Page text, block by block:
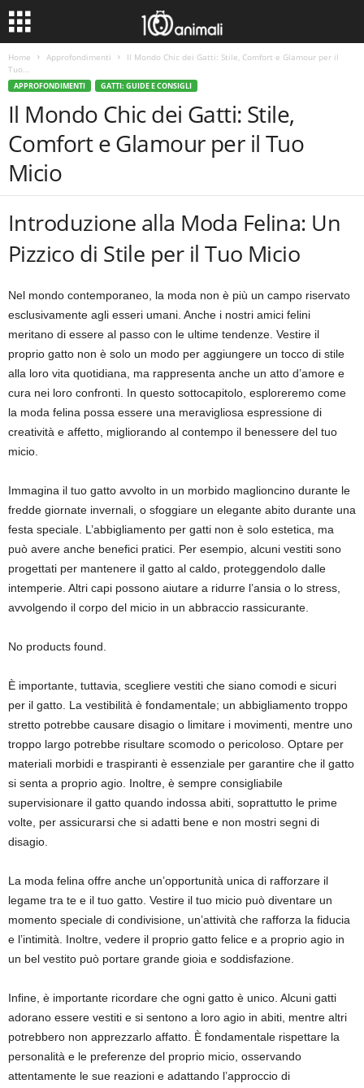
Home Approfondimenti
Il Mondo Chic dei Gatti: Stile, Comfort e Glamour per il
Tuo...
APPROFONDIMENTI GATTI: GUIDE E CONSIGLI
Il Mondo Chic dei Gatti: Stile,
Comfort e Glamour per il Tuo
Micio
Introduzione alla Moda Felina: Un
Pizzico di Stile per il Tuo Micio
Nel mondo contemporaneo, la moda non è più un campo riservato
esclusivamente agli esseri umani. Anche i nostri amici felini
meritano di essere al passo con le ultime tendenze. Vestire il
proprio gatto non è solo un modo per aggiungere un tocco di stile
alla loro vita quotidiana, ma rappresenta anche un atto d’amore e
cura nei loro confronti. In questo sottocapitolo, esploreremo come
la moda felina possa essere una meravigliosa espressione di
creatività e affetto, migliorando al contempo il benessere del tuo
micio.
Immagina il tuo gatto avvolto in un morbido maglioncino durante le
fredde giornate invernali, o sfoggiare un elegante abito durante una
festa speciale. L’abbigliamento per gatti non è solo estetica, ma
può avere anche benefici pratici. Per esempio, alcuni vestiti sono
progettati per mantenere il gatto al caldo, proteggendolo dalle
intemperie. Altri capi possono aiutare a ridurre l’ansia o lo stress,
avvolgendo il corpo del micio in un abbraccio rassicurante.
No products found.
È importante, tuttavia, scegliere vestiti che siano comodi e sicuri
per il gatto. La vestibilità è fondamentale; un abbigliamento troppo
stretto potrebbe causare disagio o limitare i movimenti, mentre uno
troppo largo potrebbe risultare scomodo o pericoloso. Optare per
materiali morbidi e traspiranti è essenziale per garantire che il gatto
si senta a proprio agio. Inoltre, è sempre consigliabile
supervisionare il gatto quando indossa abiti, soprattutto le prime
volte, per assicurarsi che si adatti bene e non mostri segni di
disagio.
La moda felina offre anche un’opportunità unica di rafforzare il
legame tra te e il tuo gatto. Vestire il tuo micio può diventare un
momento speciale di condivisione, un’attività che rafforza la fiducia
e l’intimità. Inoltre, vedere il proprio gatto felice e a proprio agio in
un bel vestito può portare grande gioia e soddisfazione.
Infine, è importante ricordare che ogni gatto è unico. Alcuni gatti
adorano essere vestiti e si sentono a loro agio in abiti, mentre altri
potrebbero non apprezzarlo affatto. È fondamentale rispettare la
personalità e le preferenze del proprio micio, osservando
attentamente le sue reazioni e adattando l’approccio di